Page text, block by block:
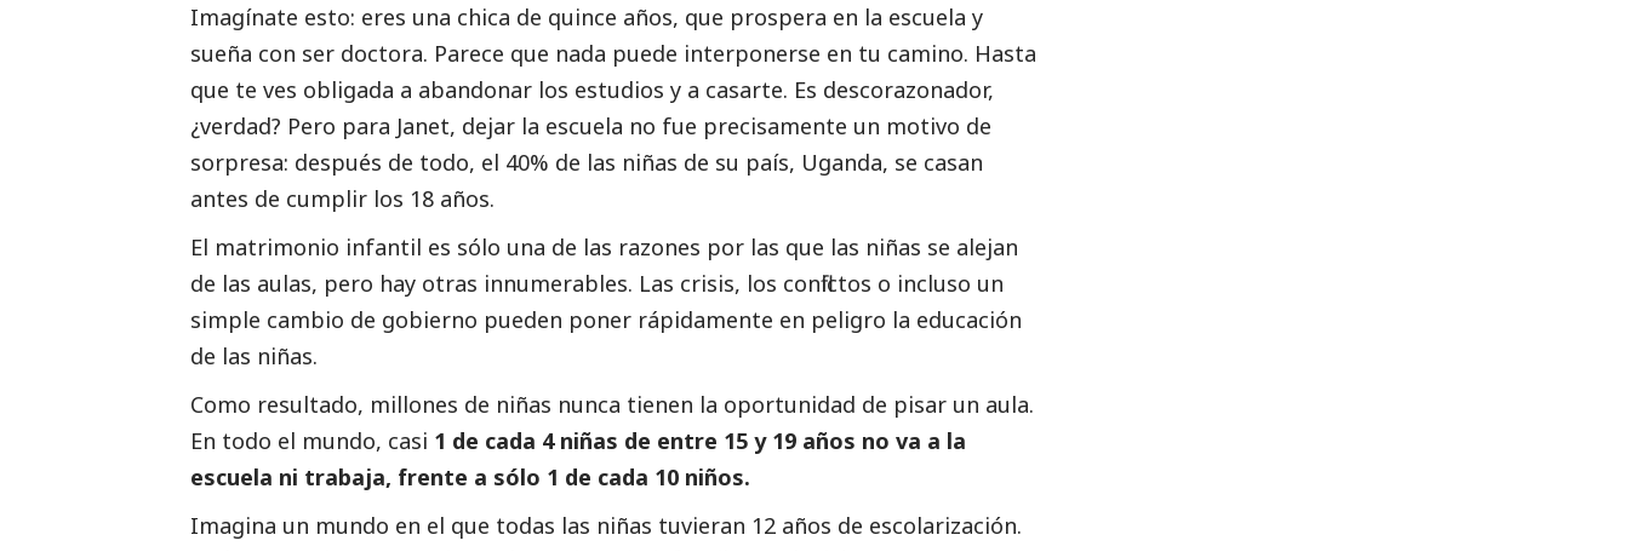
Imagínate esto: eres una chica de quince años, que prospera en la escuela y
sueña con ser doctora. Parece que nada puede interponerse en tu camino. Hasta
que te ves obligada a abandonar los estudios y a casarte. Es descorazonador,
¿verdad? Pero para Janet, dejar la escuela no fue precisamente un motivo de
sorpresa: después de todo, el 40% de las niñas de su país, Uganda, se casan
antes de cumplir los 18 años.
El matrimonio infantil es sólo una de las razones por las que las niñas se alejan
de las aulas, pero hay otras innumerables. Las crisis, los conflictos o incluso un
simple cambio de gobierno pueden poner rápidamente en peligro la educación
de las niñas.
Como resultado, millones de niñas nunca tienen la oportunidad de pisar un aula.
En todo el mundo, casi 1 de cada 4 niñas de entre 15 y 19 años no va a la
escuela ni trabaja, frente a sólo 1 de cada 10 niños.
Imagina un mundo en el que todas las niñas tuvieran 12 años de escolarización.